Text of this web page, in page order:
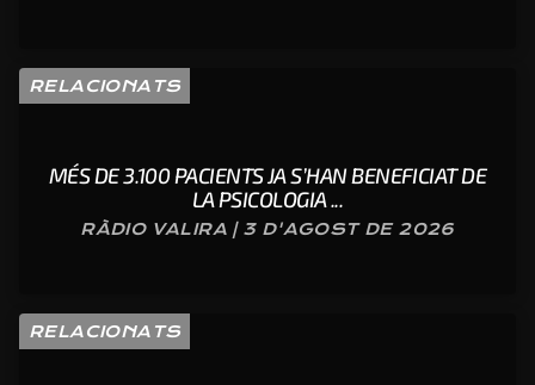
RELACIONATS
MÉS DE 3.100 PACIENTS JA S’HAN BENEFICIAT DE
LA PSICOLOGIA ...
RÀDIO VALIRA | 3 D'AGOST DE 2026
RELACIONATS